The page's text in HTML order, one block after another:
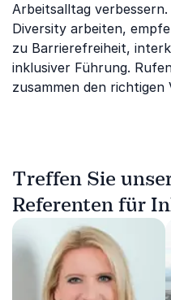
Arbeitsalltag
Diversity arbeiten,
zu Barrierefreiheit,
inklusiver Führung.
zusammen den
Treffen Sie
Referenten für